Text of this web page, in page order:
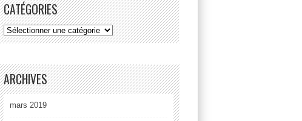
CATÉGORIES
ARCHIVES
mars 2019